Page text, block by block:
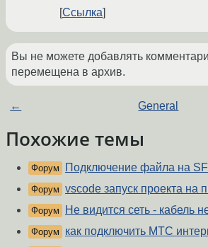
Ссылка
Вы не можете добавлять
перемещена в архив.
← General
Похожие темы
Форум Подключение файла на
Форум vscode запуск проекта на
Форум Не видится сеть - кабель
Форум как подключить МТС